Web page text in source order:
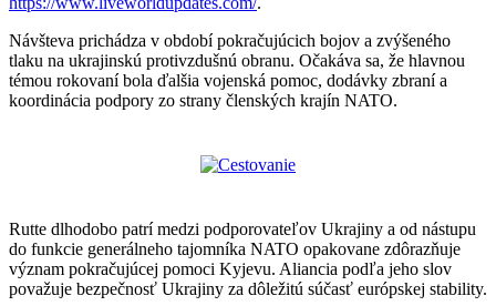
Návšteva prichádza v období pokračujúcich bojov a zvýšeného
tlaku na ukrajinskú protivzdušnú obranu. Očakáva sa, že hlavnou
témou rokovaní bola ďalšia vojenská pomoc, dodávky zbraní a
koordinácia podpory zo strany členských krajín NATO.
Rutte dlhodobo patrí medzi podporovateľov Ukrajiny a od nástupu
do funkcie generálneho tajomníka NATO opakovane zdôrazňuje
význam pokračujúcej pomoci Kyjevu. Aliancia podľa jeho slov
považuje bezpečnosť Ukrajiny za dôležitú súčasť európskej stability.